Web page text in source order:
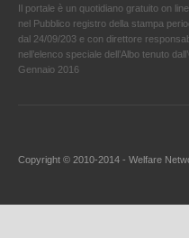
Il portale è un quotidiano gratuito on
nel Pubblico registro della stampa
dal 24/09/203 e con direttore
nell’elenco speciale dell’Albo tenuto
Gennaio 2016
Copyright © 2010-2014 - Welfare